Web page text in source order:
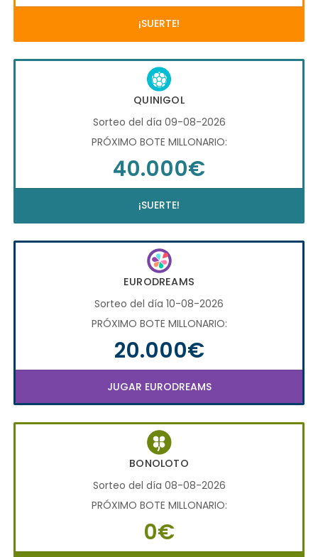
¡SUERTE!
QUINIGOL
Sorteo del día 09-08-2026
PRÓXIMO BOTE MILLONARIO:
40.000€
¡SUERTE!
EURODREAMS
Sorteo del día 10-08-2026
PRÓXIMO BOTE MILLONARIO:
20.000€
JUGAR EURODREAMS
BONOLOTO
Sorteo del día 08-08-2026
PRÓXIMO BOTE MILLONARIO:
0€